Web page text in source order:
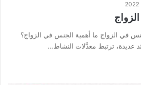
في الزواج ما أهمية الجنس في الزواج؟
عديدة، ترتبط معدَّلات النشاط…